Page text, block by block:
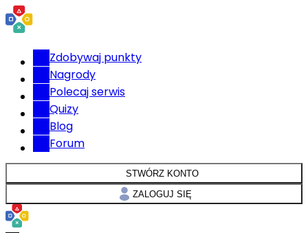
Zdobywaj punkty
Nagrody
Polecaj serwis
Quizy
Blog
Forum
STWÓRZ KONTO
ZALOGUJ SIĘ